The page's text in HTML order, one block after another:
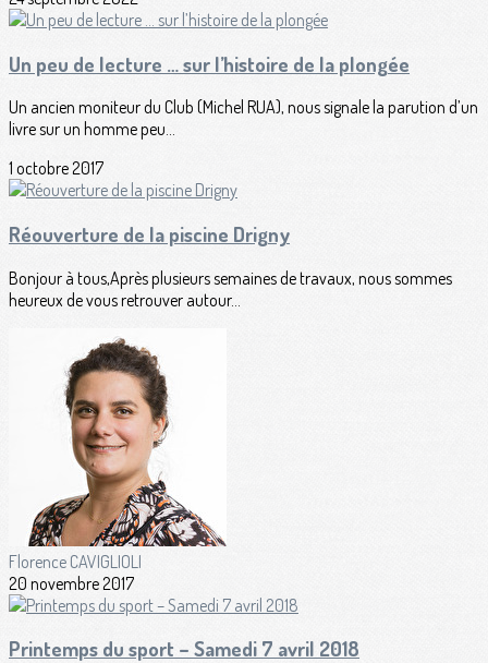
Un peu de lecture … sur l’histoire de la plongée
Un ancien moniteur du Club (Michel RUA), nous signale la parution d’un
livre sur un homme peu...
1 octobre 2017
Réouverture de la piscine Drigny
Bonjour à tous,Après plusieurs semaines de travaux, nous sommes
heureux de vous retrouver autour...
Florence CAVIGLIOLI
20 novembre 2017
Printemps du sport – Samedi 7 avril 2018